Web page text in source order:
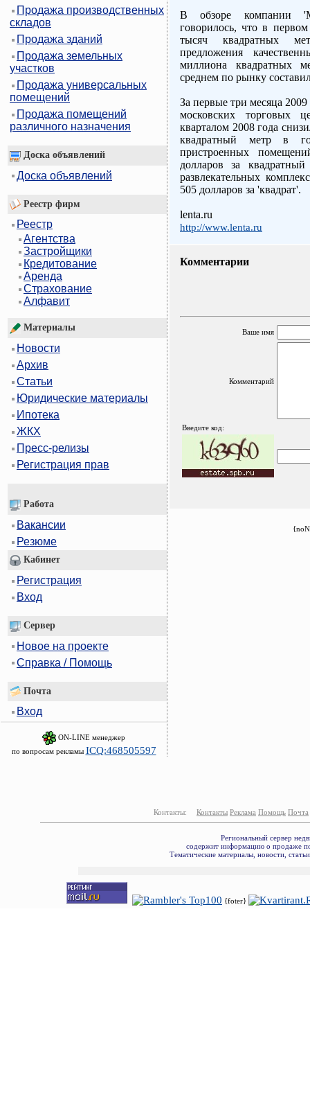
Продажа производственных
складов
Продажа зданий
Продажа земельных
участков
Продажа универсальных
помещений
Продажа помещений
различного назначения
Доска объявлений
Доска объявлений
Реестр фирм
Реестр
Агентства
Застройщики
Кредитование
Аренда
Страхование
Алфавит
Материалы
Новости
Архив
Статьи
Юридические материалы
Ипотека
ЖКХ
Пресс-релизы
Регистрация прав
Работа
Вакансии
Резюме
Кабинет
Регистрация
Вход
Сервер
Новое на проекте
Справка / Помощь
Почта
Вход
ON-LINE менеджер
по вопросам рекламы ICQ:468505597
В обзоре компании
говорилось, что в
тысяч квадратных
предложения
миллиона квадратных
среднем по рынку
За первые три месяца
московских торговых
кварталом 2008 года
квадратный метр в
пристроенных
долларов за
развлекательных
505 долларов за 'квадрат'.
lenta.ru
http://www.lenta.ru
Комментарии
Ваше имя
Комментарий
Введите код:
Контакты: Контакты Реклама Помощь Почта
Региональный сервер
содержит информацию о продаже
Тематические материалы, новости,
{foter}